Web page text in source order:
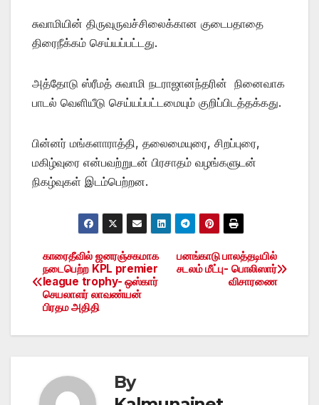
சுவாமியின் திருவுருவச்சிலைக்கான குடைபதாதை
திரைநீக்கம் செய்யப்பட்டது.
அத்தோடு ஸ்ரீமத் சுவாமி நடராஜானந்தரின் நினைவாக
பாடல் வெளியீடு செய்யப்பட்டமையும் குறிப்பிடத்தக்கது.
பின்னர் மங்களாராத்தி, தலைமையுரை, சிறப்புரை,
மகிழ்வுரை என்பவற்றுடன் பிரசாதம் வழங்களுடன்
நிகழ்வுகள் இடம்பெற்றன.
Post
navigation
பனங்காடு பாலத்தடியில்
சடலம் மீட்பு- பொலிஸார்
விசாரணை
காரைதீவில் ஜனரஞ்சகமாக
நடைபெற்ற KPL premier
league trophy- ஒஸ்கார்
செயலாளர் லாவண்யன்
பிரதம அதிதி
By